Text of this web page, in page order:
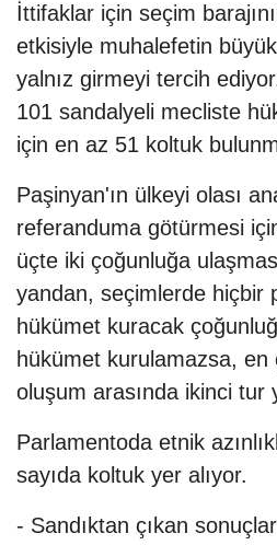
İttifaklar için seçim
etkisiyle muhalefetin
yalnız girmeyi tercih
101 sandalyeli mecliste
için en az 51 koltuk
Paşinyan'ın ülkeyi olası
referanduma götürmesi
üçte iki çoğunluğa
yandan, seçimlerde hiçbir
hükümet kuracak
hükümet kurulamazsa, en
oluşum arasında ikinci tur
Parlamentoda etnik
sayıda koltuk yer alıyor.
- Sandıktan çıkan